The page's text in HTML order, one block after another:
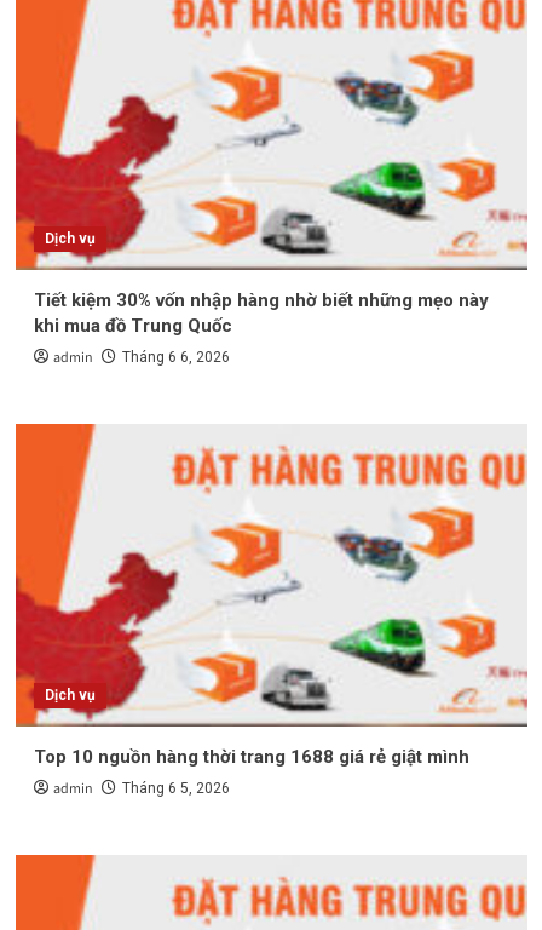
Dịch vụ
Tiết kiệm 30% vốn nhập hàng nhờ biết những mẹo này
khi mua đồ Trung Quốc
admin Tháng 6 6, 2026
Dịch vụ
Top 10 nguồn hàng thời trang 1688 giá rẻ giật mình
admin Tháng 6 5, 2026